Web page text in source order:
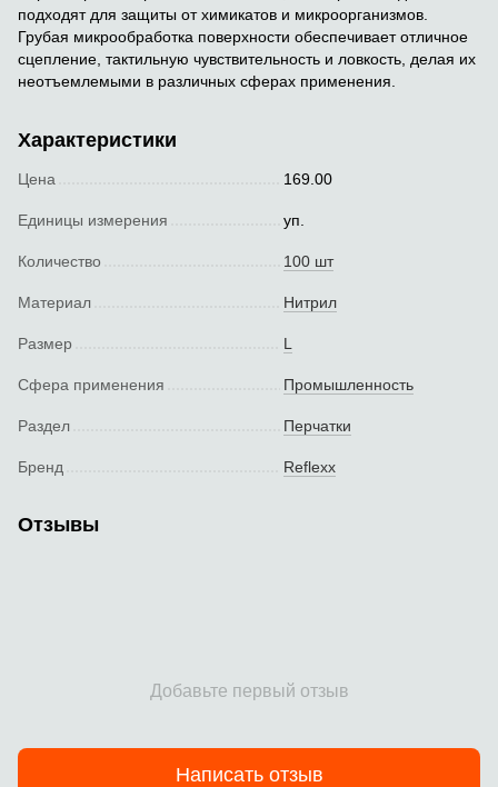
подходят для защиты от химикатов и микроорганизмов.
Грубая микрообработка поверхности обеспечивает отличное
сцепление, тактильную чувствительность и ловкость, делая их
неотъемлемыми в различных сферах применения.
Характеристики
Цена 169.00
Единицы измерения уп.
Количество 100 шт
Материал Нитрил
Размер L
Сфера применения Промышленность
Раздел Перчатки
Бренд Reflexx
Отзывы
Добавьте первый отзыв
Написать отзыв